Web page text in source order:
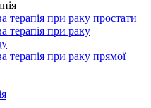
терапія при раку простати
терапія при раку
терапія при раку прямої